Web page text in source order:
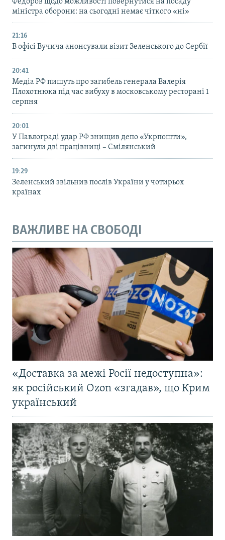
міністра оборони: на сьогодні немає чіткого «ні»
21:16
В офісі Вучича анонсували візит Зеленського до Сербії
20:41
Медіа РФ пишуть про загибель генерала Валерія
Плохотнюка під час вибуху в московському ресторані 1
серпня
20:01
У Павлограді удар РФ знищив депо «Укрпошти»,
загинули дві працівниці – Смілянський
19:29
Зеленський звільнив послів України у чотирьох
країнах
ВАЖЛИВЕ НА СВОБОДІ
«Доставка за межі Росії недоступна»:
як російський Ozon «згадав», що Крим
український